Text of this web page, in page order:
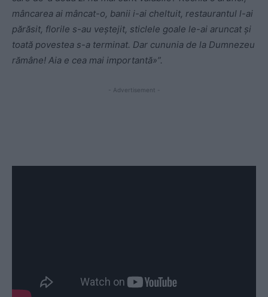
mâncarea ai mâncat-o, banii i-ai cheltuit, restaurantul l-ai
părăsit, florile s-au veștejit, sticlele goale le-ai aruncat și
toată povestea s-a terminat. Dar cununia de la Dumnezeu
rămâne! Aia e cea mai importantă»”.
- Advertisement -